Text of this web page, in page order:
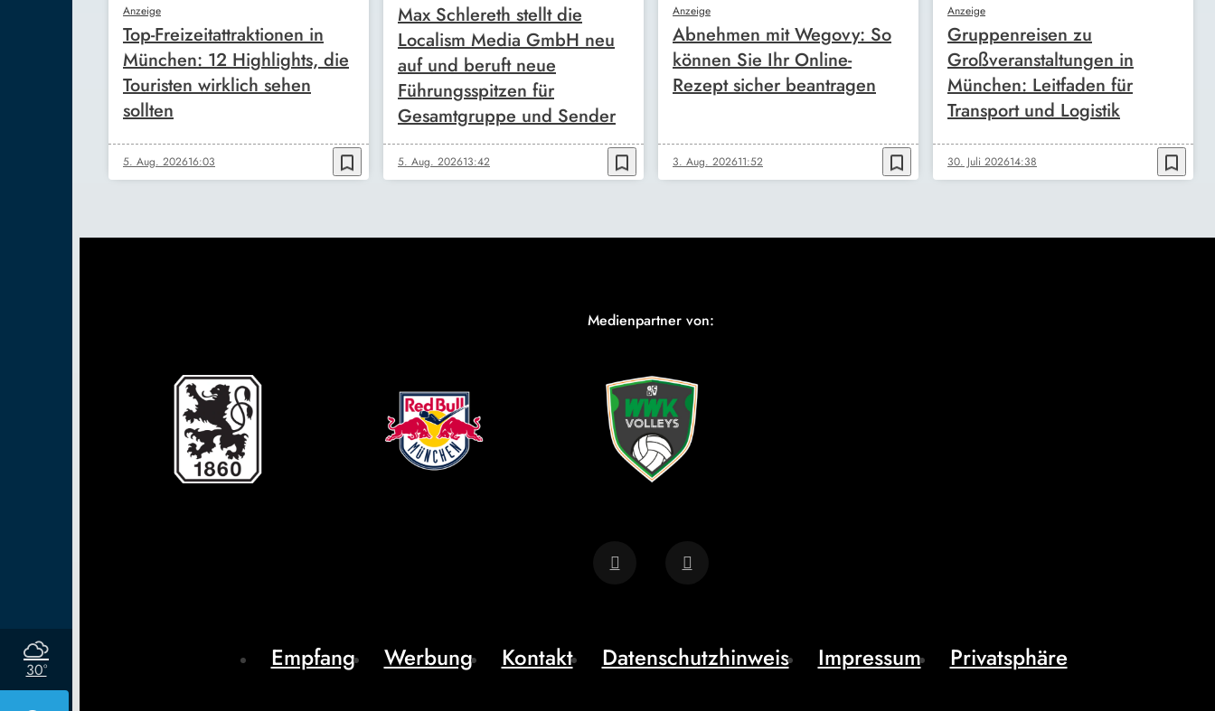
30°
Anzeige
Top-Freizeitattraktionen in
München: 12 Highlights, die
Touristen wirklich sehen
sollten
5. Aug. 202616:03 bookmark_border
Max Schlereth stellt die
Localism Media GmbH neu
auf und beruft neue
Führungsspitzen für
Gesamtgruppe und Sender
5. Aug. 202613:42 bookmark_border
Anzeige
Abnehmen mit Wegovy: So
können Sie Ihr Online-
Rezept sicher beantragen
3. Aug. 202611:52 bookmark_border
Anzeige
Gruppenreisen zu
Großveranstaltungen in
München: Leitfaden für
Transport und Logistik
30. Juli 202614:38 bookmark_border
Medienpartner von:
Empfang Werbung Kontakt Datenschutzhinweis Impressum Privatsphäre